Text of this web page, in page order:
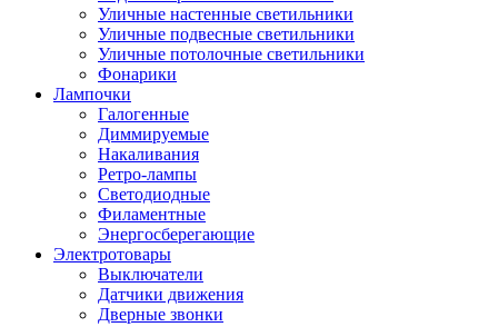
Уличные настенные светильники
Уличные подвесные светильники
Уличные потолочные светильники
Фонарики
Лампочки
Галогенные
Диммируемые
Накаливания
Ретро-лампы
Светодиодные
Филаментные
Энергосберегающие
Электротовары
Выключатели
Датчики движения
Дверные звонки